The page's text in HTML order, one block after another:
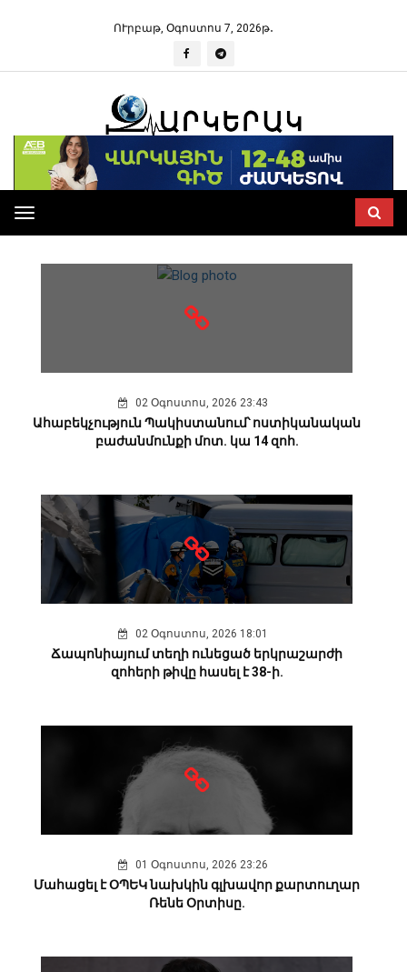
ՈՒրբաթ, Օգոստոս 7, 2026թ․
Toggle
navigation
ԱՅԼ
02 Օգոստոս, 2026 23:43
Ահաբեկչություն Պակիստանում՝ ոստիկանական
բաժանմունքի մոտ. կա 14 զոհ.
02 Օգոստոս, 2026 18:01
Ճապոնիայում տեղի ունեցած երկրաշարժի
զոհերի թիվը հասել է 38-ի.
01 Օգոստոս, 2026 23:26
Մահացել է ՕՊԵԿ նախկին գլխավոր քարտուղար
Ռենե Օրտիսը.